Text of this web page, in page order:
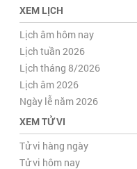
XEM LỊCH
Lịch âm hôm nay
Lịch tuần 2026
Lịch tháng 8/2026
Lịch âm 2026
Ngày lễ năm 2026
XEM TỬ VI
Tử vi hàng ngày
Tử vi hôm nay